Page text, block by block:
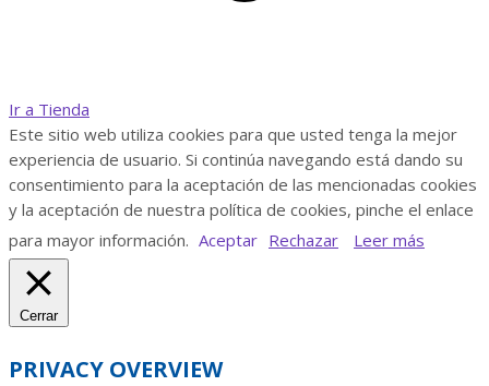
Ir a Tienda
Este sitio web utiliza cookies para que usted tenga la mejor
experiencia de usuario. Si continúa navegando está dando su
consentimiento para la aceptación de las mencionadas cookies
y la aceptación de nuestra política de cookies, pinche el enlace
para mayor información. Aceptar Rechazar Leer más
Cerrar
PRIVACY OVERVIEW